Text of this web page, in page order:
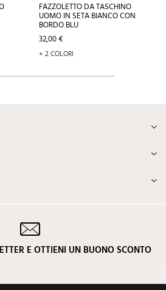
FAZZOLETTO DA TASCHINO
UOMO IN SETA BIANCO CON
BORDO BLU
Prezzo
32,00 €
+ 2 COLORI
E OTTIENI UN BUONO SCONTO